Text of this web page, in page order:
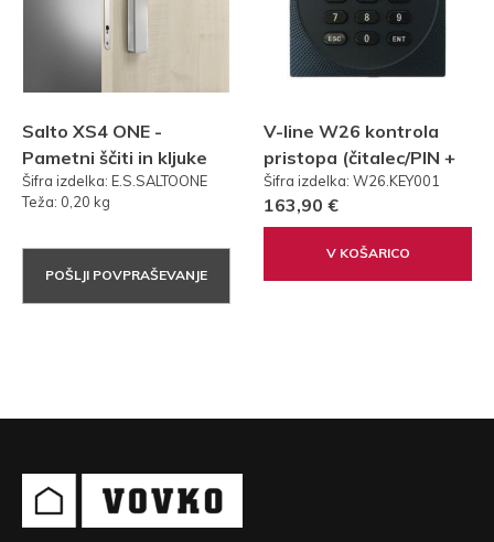
Salto XS4 ONE -
Pametni ščiti in kljuke
nove generacije
Šifra izdelka: E.S.SALTOONE
Teža: 0,20 kg
POŠLJI POVPRAŠEVANJE
V-line W26 kontrola
pristopa (čitalec/PIN +
kontroler + 3x RFID
ključ)
Šifra izdelka: W26.KEY001
163,90 €
V KOŠARICO